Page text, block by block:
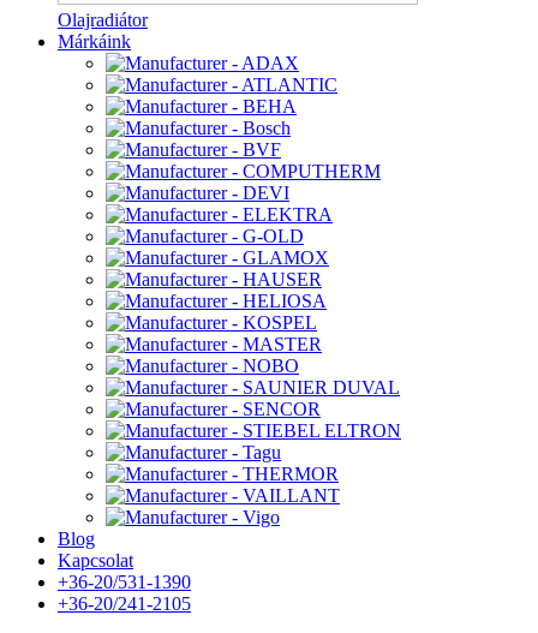
Olajradiátor
Márkáink
Blog
Kapcsolat
+36-20/531-1390
+36-20/241-2105